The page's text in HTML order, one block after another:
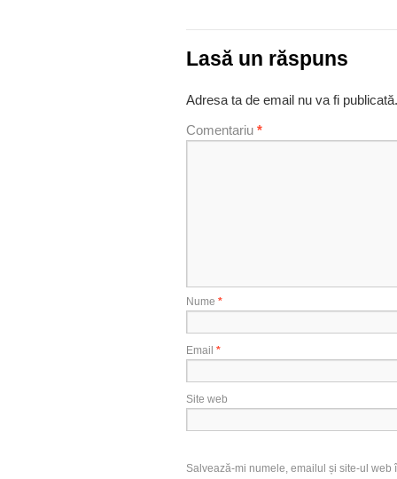
Lasă un răspuns
Adresa ta de email nu va fi publicată.
Comentariu *
Nume *
Email *
Site web
Salvează-mi numele, emailul și site-ul